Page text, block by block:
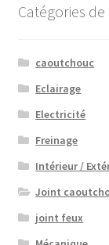
Catégories
caoutchouc
Eclairage
Electricité
Freinage
Intérieur /
Joint
joint feux